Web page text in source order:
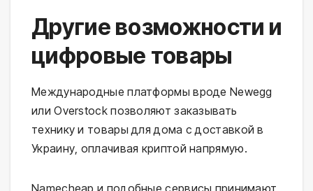
Другие возможности и
цифровые товары
Международные платформы вроде Newegg
или Overstock позволяют заказывать
технику и товары для дома с доставкой в
Украину, оплачивая криптой напрямую.